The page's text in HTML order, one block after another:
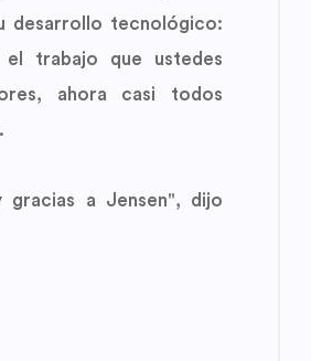
desarrollo tecnológico:
trabajo que ustedes
ahora casi todos
a Jensen", dijo